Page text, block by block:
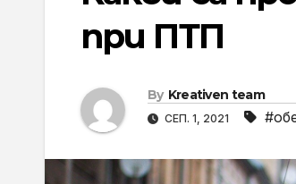
при ПТП
By Kreativen team
СЕП. 1, 2021